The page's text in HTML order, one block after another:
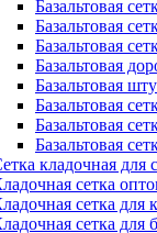
Базальтовая
Базальтовая
Базальтовая
Базальтовая
Базальтовая
Базальтовая
Базальтовая
Базальтовая
кладочная для
сетка
сетка для
сетка для